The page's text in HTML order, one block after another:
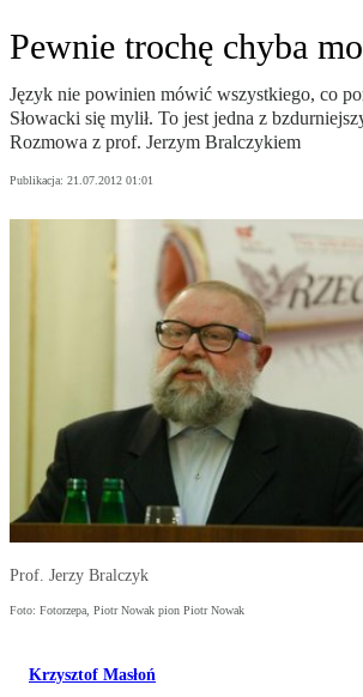
Pewnie trochę chyba
Język nie powinien mówić wszystkiego, co
Słowacki się mylił. To jest jedna z
Rozmowa z prof. Jerzym Bralczykiem
Publikacja: 21.07.2012 01:01
Prof. Jerzy Bralczyk
Foto: Fotorzepa, Piotr Nowak pion Piotr Nowak
Krzysztof Masłoń